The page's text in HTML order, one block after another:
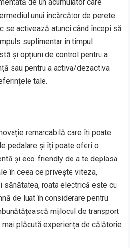
de un acumulator care
unui încărcător de perete
se activează atunci când începi să
suplimentar în timpul
și opțiuni de control pentru a
sau pentru a activa/dezactiva
tale.
remarcabilă care îți poate
pedalare și îți poate oferi o
și eco-friendly de a te deplasa
în ceea ce privește viteza,
sănătatea, roata electrică este cu
de luat în considerare pentru
mijlocul de transport
plăcută experiența de călătorie